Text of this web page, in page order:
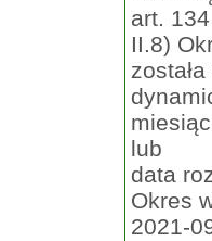
art.
II.8)
lub
data
Okres
2021-